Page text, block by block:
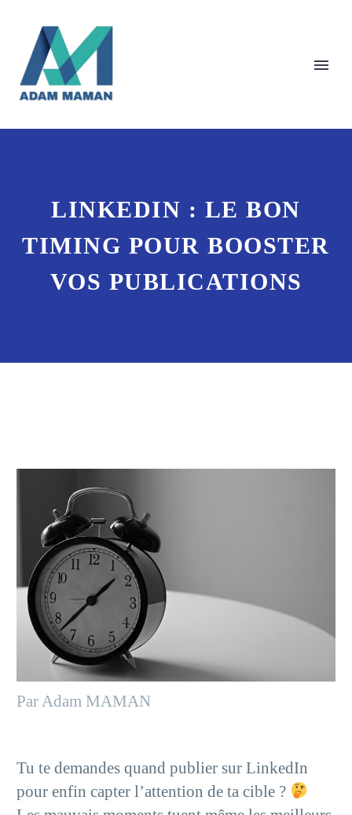
LINKEDIN : LE BON
TIMING POUR BOOSTER
VOS PUBLICATIONS
Par Adam MAMAN
Tu te demandes quand publier sur LinkedIn
pour enfin capter l’attention de ta cible ?